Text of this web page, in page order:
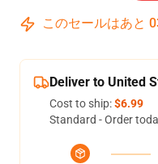
このセールはあと
Deliver to United
Cost to ship:$6.99
Standard - Order